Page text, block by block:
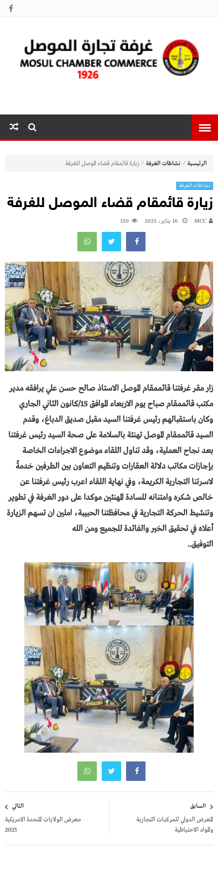
الموصل
الرئيسية ⁄ نشاطات الغرفة ⁄ زيارة قائمقام قضاء الموصل للغرفة
نشاطات الغرفة
زيارة قائمقام قضاء الموصل للغرفة
MCC 16 يناير، 2025 150
زار مقر غرفتنا قائممقام الموصل الاستاذ صالح حسن علي يرافقه مدير
مكتب قائممقام صباح يوم الاربعاء الموافق 15/كانون الثاني الجاري
وكان باستقبالهم رئيس غرفتنا السيد مقبل صديق الدباغ، وقدم
السيد قائممقام الموصل تهنئة بالسلامة على صحة السيد رئيس غرفتنا
بعد نجاح العملية، وقد تناول اللقاء موضوع الاجراءات الخاصة
بإجازات مكاتب دلالة العقارات وتنظيم التعاون بين الطرفين خدمةً
لاسرتنا التجارية الكريمة، وفي نهاية اللقاء اعرب رئيس غرفتنا عن
خالص شكره وامتنانه للسادة المهنئين موكدا على دور الغرفة في تطوير
وتنشيط الحركة التجارية في محافظتنا الحبيبة، املين ان تسهم الزيارة
أعلاه في تحقيق الخير والفائدة للجميع ومن الله
التوفيق..
المقالات
السابق
المعرض الدولي للمركبات التجارية
والمواد الاحتياطية
التالي
معرض الولايات المتحدة الامريكية
2025